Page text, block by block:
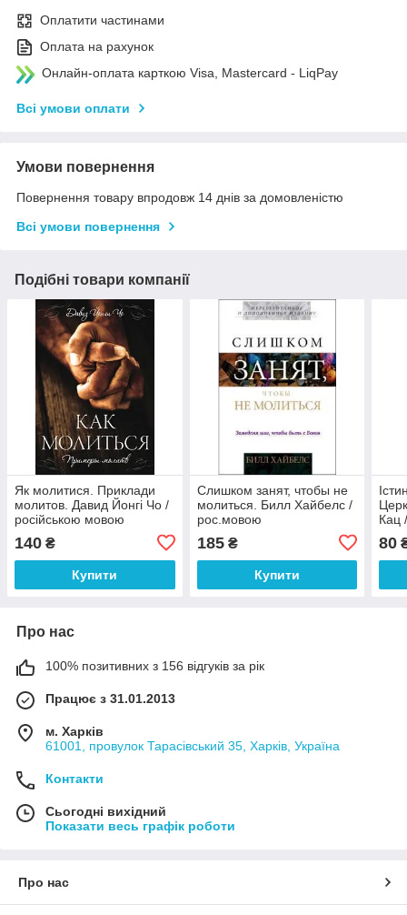
Оплатити частинами
Оплата на рахунок
Онлайн-оплата карткою Visa, Mastercard - LiqPay
Всі умови оплати
Умови повернення
Повернення товару впродовж 14 днів за домовленістю
Всі умови повернення
Подібні товари компанії
Як молитися. Приклади
молитов. Давид Йонгі Чо /
російською мовою
140 ₴
Купити
Слишком занят, чтобы не
молиться. Билл Хайбелс /
рос.мовою
185₴
Купити
Кац
80
Про нас
100% позитивних з 156 відгуків за рік
Працює з 31.01.2013
м. Харків
61001, провулок Тарасівський 35, Харків, Україна
Контакти
Сьогодні вихідний
Показати весь графік роботи
Про нас